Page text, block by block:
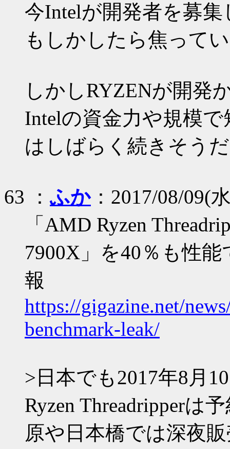
今Intelが開発者を募
もしかしたら焦って
しかしRYZENが開発
Intelの資金力や規模
はしばらく続きそう
63 ：ふか：2017/08/09(
「AMD Ryzen
7900X」を40％も性
報
https://gigazine.net/
benchmark-leak/
>日本でも2017年8月
Ryzen Threadripperは
原や日本橋では深夜